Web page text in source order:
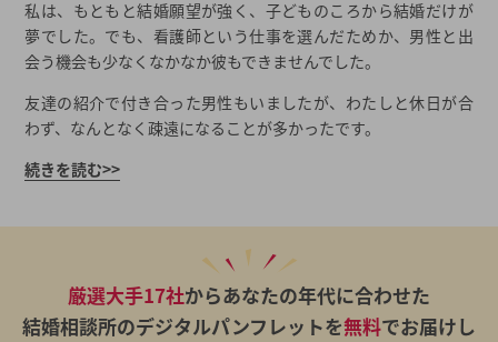
私は、もともと結婚願望が強く、子どものころから結婚だけが
夢でした。でも、看護師という仕事を選んだためか、男性と出
会う機会も少なくなかなか彼もできませんでした。
友達の紹介で付き合った男性もいましたが、わたしと休日が合
わず、なんとなく疎遠になることが多かったです。
続きを読む>>
厳選大手17社からあなたの年代に合わせた
結婚相談所のデジタルパンフレットを無料でお届けし